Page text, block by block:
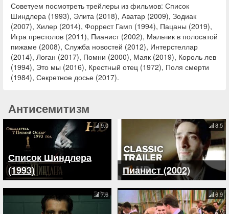
Советуем посмотреть трейлеры из фильмов: Список
Шиндлера (1993), Элита (2018), Аватар (2009), Зодиак
(2007), Хилер (2014), Форрест Гамп (1994), Пацаны (2019),
Игра престолов (2011), Пианист (2002), Мальчик в полосатой
пижаме (2008), Служба новостей (2012), Интерстеллар
(2014), Логан (2017), Помни (2000), Маяк (2019), Король лев
(1994), Это мы (2016), Крестный отец (1972), Поля смерти
(1984), Секретное досье (2017).
Антисемитизм
Список Шиндлера
(1993)
9.0
Пианист (2002)
8.5
7.6 6.9